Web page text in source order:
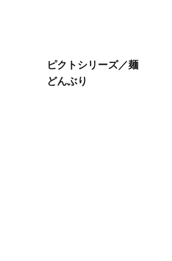
ピクトシリーズ／麺
どんぶり